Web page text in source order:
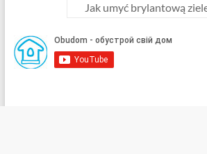
Jak umyć brylantową